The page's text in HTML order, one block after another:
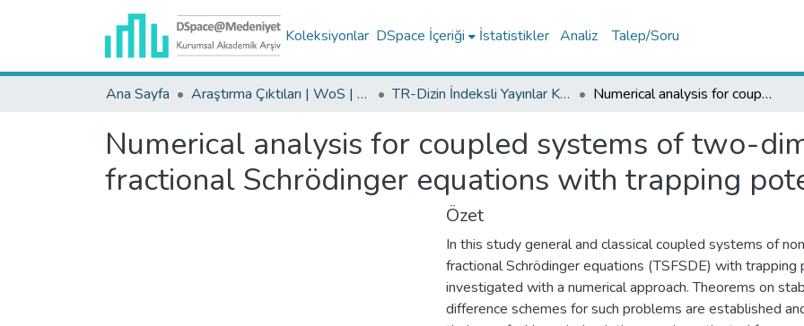
Koleksiyonlar DSpace İçeriği İstatistikler Analiz Talep/Soru
Ana Sayfa Araştırma Çıktıları | WoS | Scopus | TR-Dizin | PubMed TR-Dizin İndeksli Yayınlar Koleksiyonu Numerical analysis for coupled systems of two-dimensional time-space fractional Schrödinger equations with trapping potentials
Numerical analysis for coupled systems of two-
fractional Schrödinger equations with trapping
Özet
In this study general and classical coupled systems of
fractional Schrödinger equations (TSFSDE) with trapping
investigated with a numerical approach. Theorems on
difference schemes for such problems are established